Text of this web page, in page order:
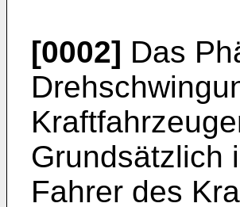
[0002] Das
Grundsätzlich
Fahrer des